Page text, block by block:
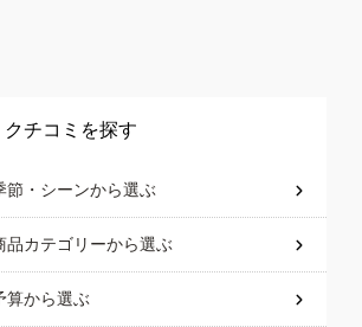
クチコミを探す
節・シーンから選ぶ
品カテゴリーから選ぶ
算から選ぶ